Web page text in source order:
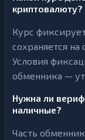
криптовалюту?
Курс
сохраняется на
Условия
обменника —
Нужна ли
наличные?
Часть